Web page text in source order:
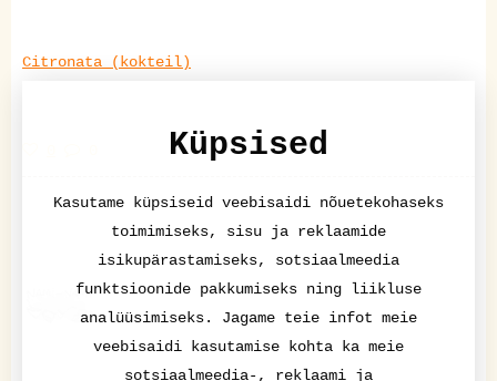
Citronata (kokteil)
Küpsised
Kasutame küpsiseid veebisaidi nõuetekohaseks
toimimiseks, sisu ja reklaamide
isikupärastamiseks, sotsiaalmeedia
funktsioonide pakkumiseks ning liikluse
analüüsimiseks. Jagame teie infot meie
veebisaidi kasutamise kohta ka meie
sotsiaalmeedia-, reklaami ja